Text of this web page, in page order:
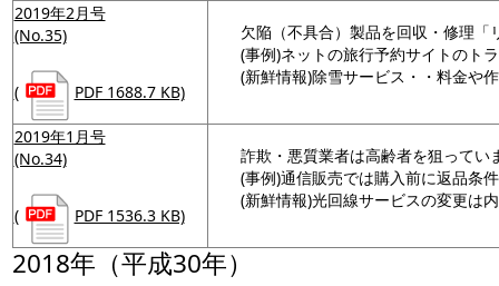
2019年2月号
(No.35)
( PDF 1688.7 KB)
欠陥（不具合）製品を回収・修理「
(事例)ネットの旅行予約サイトのト
(新鮮情報)除雪サービス・・料金や
2019年1月号
(No.34)
( PDF 1536.3 KB)
詐欺・悪質業者は高齢者を狙ってい
(事例)通信販売では購入前に返品条
(新鮮情報)光回線サービスの変更は
2018年（平成30年）